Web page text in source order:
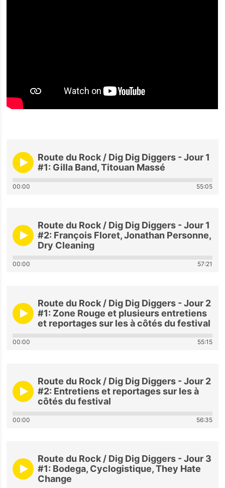
Route du Rock / Dig Dig Diggers - Jour 1
#1: Gilla Band, Titouan Massé
00:00 55:05
Route du Rock / Dig Dig Diggers - Jour 1
#2: François Floret, Jonathan Personne,
Dry Cleaning
00:00 57:21
Route du Rock / Dig Dig Diggers - Jour 2
#1: Zone Rouge et plusieurs entretiens
et reportages sur les à côtés du festival
00:00 55:15
Route du Rock / Dig Dig Diggers - Jour 2
#2: Entretiens et reportages sur les à
côtés du festival
00:00 56:35
Route du Rock / Dig Dig Diggers - Jour 3
#1: Bodega, Cyclogistique, They Hate
Change